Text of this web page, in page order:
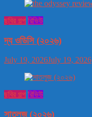
ছবির গল্প রিভিউ
দ্য ওডিসি (২০২৬)
July 19, 2026July 19, 2026
ছবির গল্প রিভিউ
সাতলুজ (২০২৬)